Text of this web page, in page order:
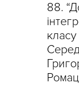
класу